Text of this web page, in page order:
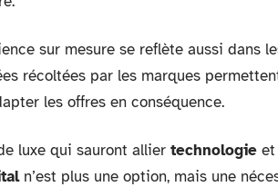
sur mesure se reflète aussi dans
récoltées par les marques
les offres en conséquence.
luxe qui sauront allier technologie et
n’est plus une option, mais une